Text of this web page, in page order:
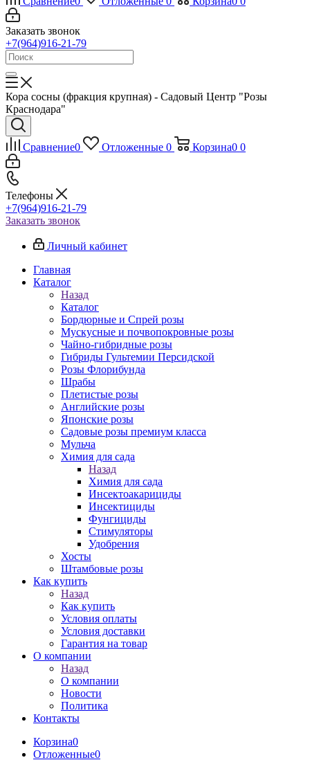
Заказать звонок
+7(964)916-21-79
Кора сосны (фракция крупная) - Садовый Центр "Розы
Краснодара"
Сравнение0 Отложенные 0 Корзина0 0
Телефоны
+7(964)916-21-79
Заказать звонок
Личный кабинет
Главная
Каталог
Назад
Каталог
Бордюрные и Спрей розы
Мускусные и почвопокровные розы
Чайно-гибридные розы
Гибриды Гультемии Персидской
Розы Флорибунда
Шрабы
Плетистые розы
Английские розы
Японские розы
Садовые розы премиум класса
Мульча
Химия для сада
Назад
Химия для сада
Инсектоакарициды
Инсектициды
Фунгициды
Стимуляторы
Удобрения
Хосты
Штамбовые розы
Как купить
Назад
Как купить
Условия оплаты
Условия доставки
Гарантия на товар
О компании
Назад
О компании
Новости
Политика
Контакты
Корзина0
Отложенные0